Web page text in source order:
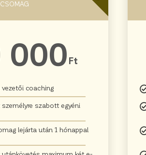
CSOMAG
000 Ft
vezetői coaching
szabott egyéni
lejárta után 1 hónappal